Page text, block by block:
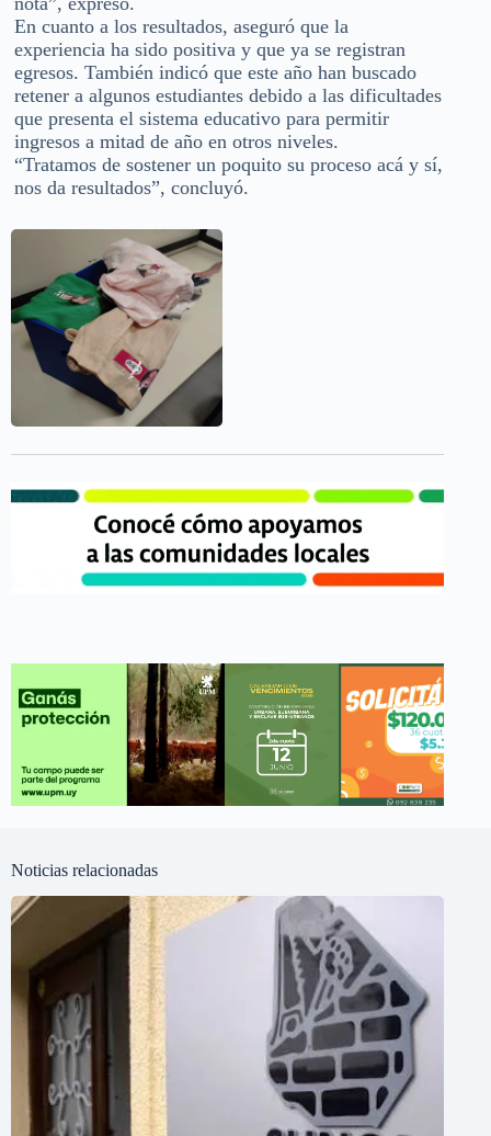
En cuanto a los resultados, aseguró que la
experiencia ha sido positiva y que ya se registran
egresos. También indicó que este año han buscado
retener a algunos estudiantes debido a las dificultades
que presenta el sistema educativo para permitir
ingresos a mitad de año en otros niveles.
“Tratamos de sostener un poquito su proceso acá y sí,
nos da resultados”, concluyó.
Noticias relacionadas